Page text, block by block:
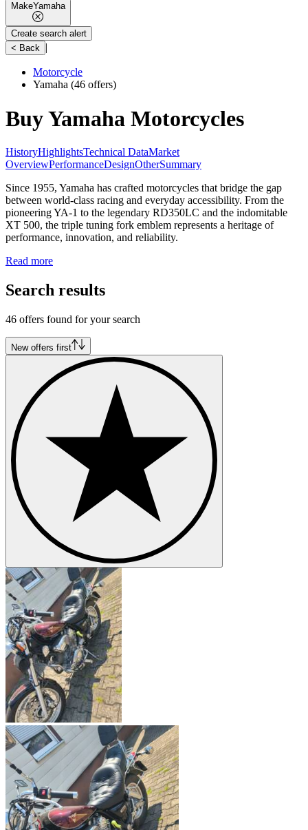
MakeYamaha
Create search alert
< Back |
Motorcycle
Yamaha (46 offers)
Buy Yamaha Motorcycles
HistoryHighlightsTechnical DataMarket
OverviewPerformanceDesignOtherSummary
Since 1955, Yamaha has crafted motorcycles that bridge the gap
between world-class racing and everyday accessibility. From the
pioneering YA-1 to the legendary RD350LC and the indomitable
XT 500, the triple tuning fork emblem represents a heritage of
performance, innovation, and reliability.
Read more
Search results
46 offers found for your search
New offers first